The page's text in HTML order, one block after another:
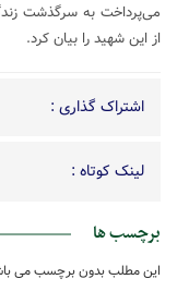
می‌پرداخت به سرگذشت
از این شهید را بیان کرد.
اشتراک گذاری :
لینک کوتاه :
برچسب ها
این مطلب بدون برچسب می